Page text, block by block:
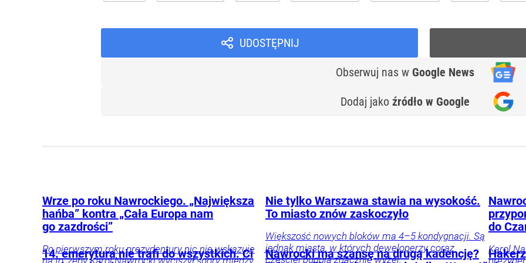
UDOSTĘPNIJ
Obserwuj nas w Google News
Dodaj jako źródło w Google
Wrze po roku Nawrockiego. „Największa
hańba” kontra „Cała Europa nam
go zazdrości”
Po pierwszym roku prezydentury nic nie wskazuje
Nie tylko Warszawa stawia na wysokość.
To miasto znów zaskoczyło
Większość nowych bloków ma 4–5 kondygnacji. Są
jednak miasta, w których deweloperzy coraz
częściej budują znacznie wyżej.
do
Karol
14. emerytura nie trafi do wszystkich. Ci
Nawrocki ma szansę na drugą kadencję?